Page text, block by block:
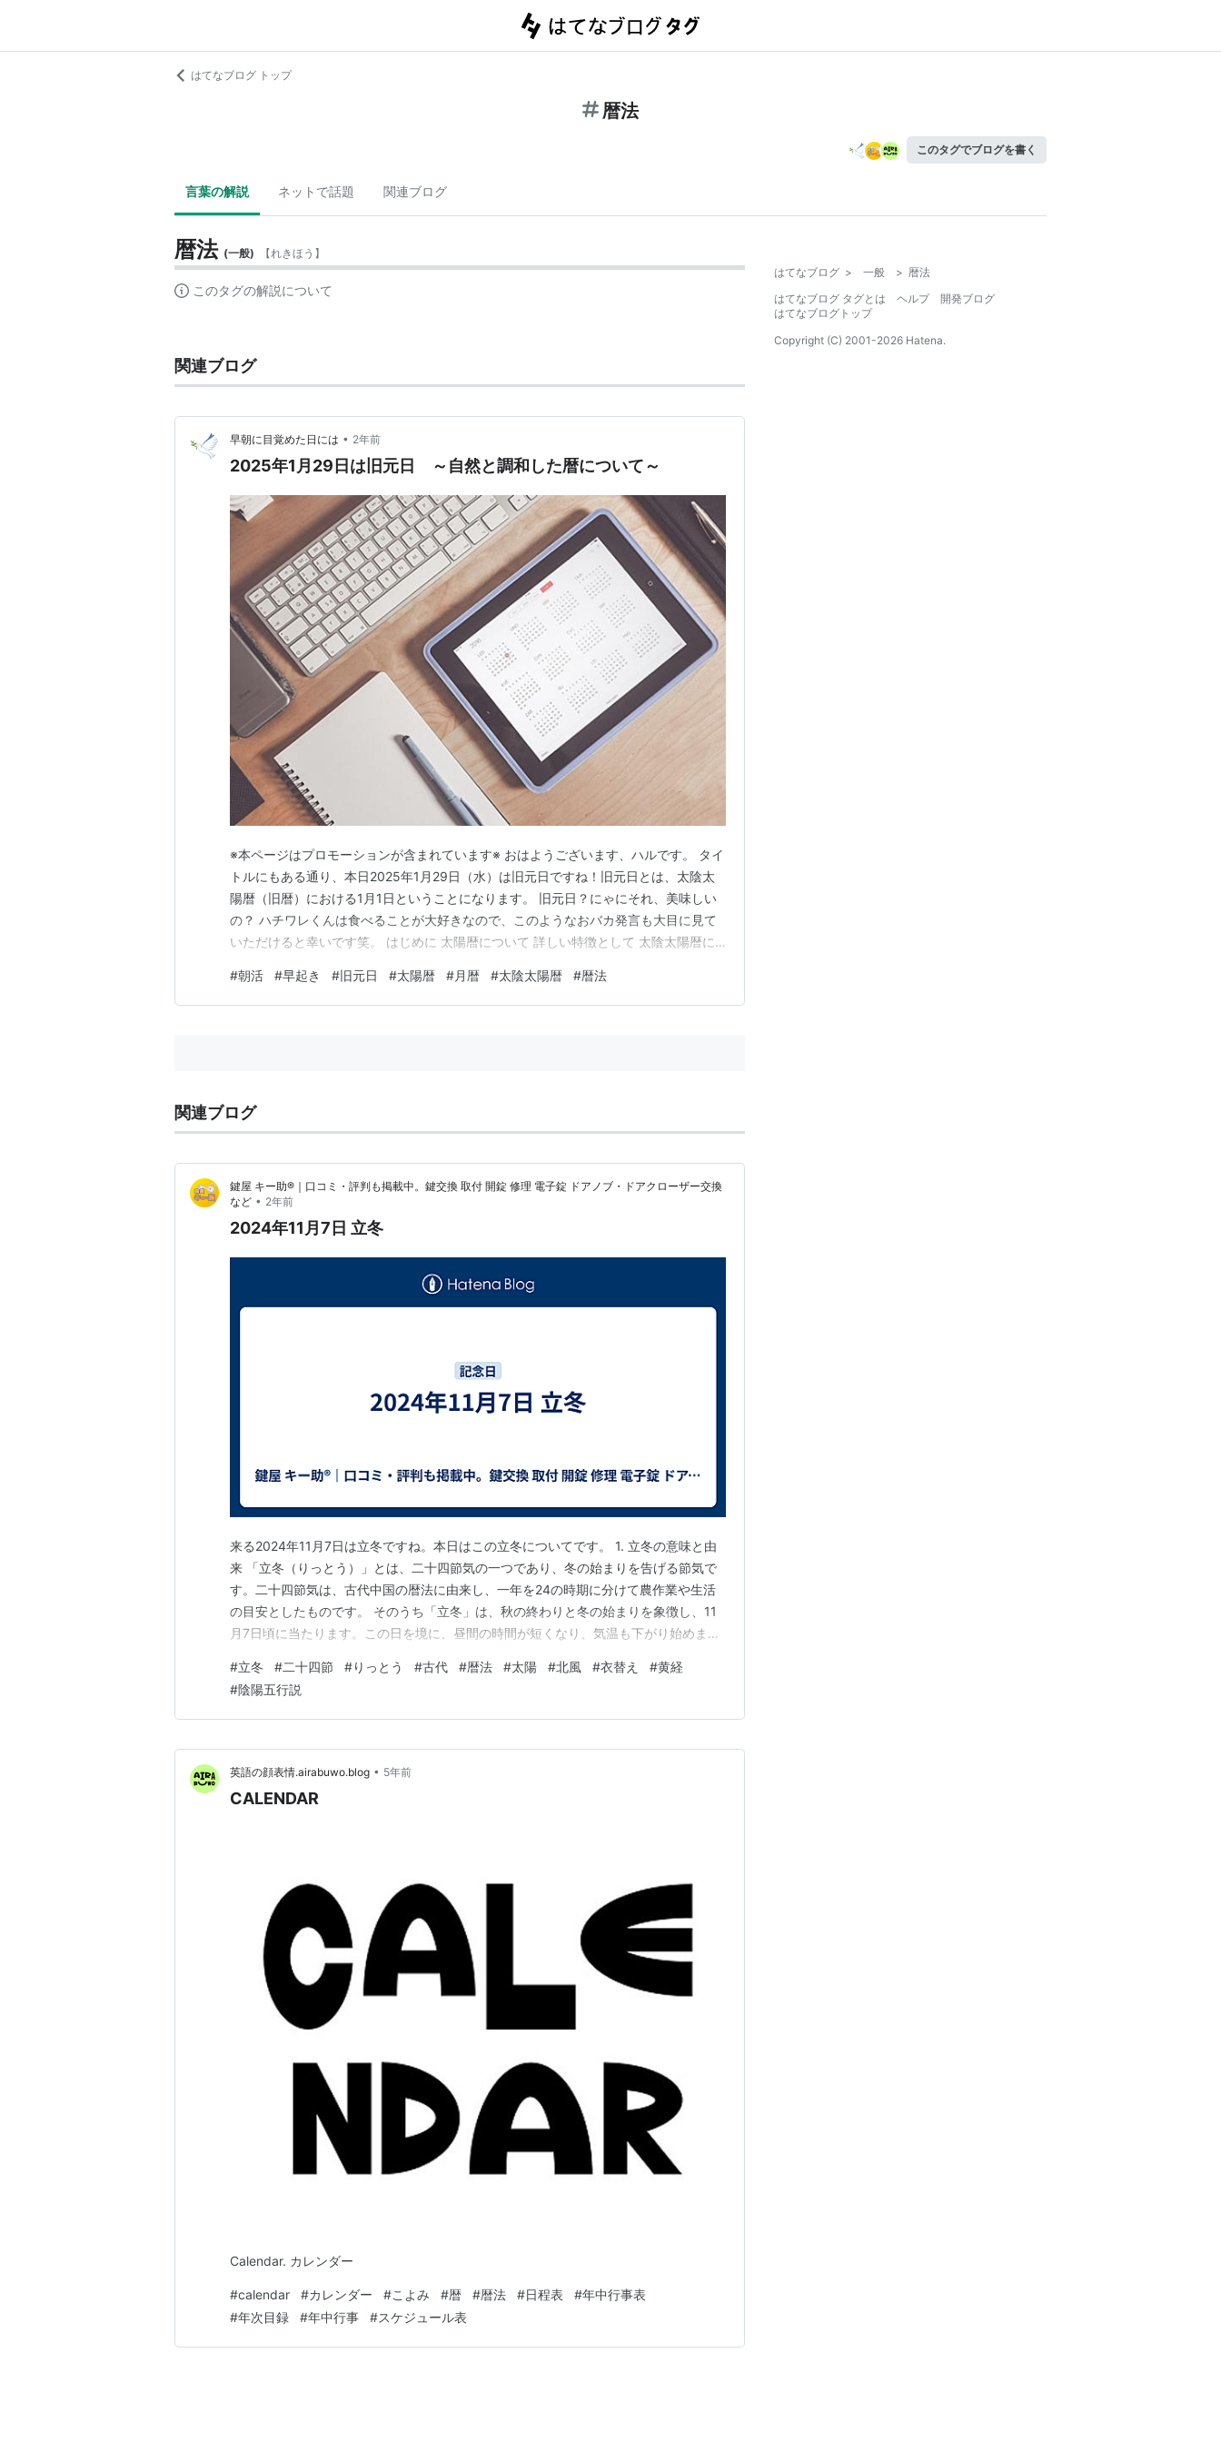
はてなブログ トップ
暦法
このタグでブログを書く
言葉の解説 ネットで話題 関連ブログ
暦法 (一般) 【れきほう 】
このタグの解説について
関連ブログ
早朝に目覚めた日には • 2年前
2025年1月29日は旧元日 ～自然と調和した暦について～
※本ページはプロモーションが含まれています※ おはようございます、ハルです。 タイ
トルにもある通り、本日2025年1月29日（水）は旧元日ですね！旧元日とは、太陰太
陽暦（旧暦）における1月1日ということになります。 旧元日？にゃにそれ、美味しい
の？ ハチワレくんは食べることが大好きなので、このようなおバカ発言も大目に見て
いただけると幸いです笑。 はじめに 太陽暦について 詳しい特徴として 太陰太陽暦に
りに はじめに 朝活に関係ある？と思われるかもしれませんね…。まあとくに関係ない
っちゃ関係ないのですが、心に余裕…
#朝活 #早起き #旧元日 #太陽暦 #月暦 #太陰太陽暦 #暦法
関連ブログ
鍵屋 キー助®｜口コミ・評判も掲載中。鍵交換 取付 開錠 修理 電子錠 ドアノブ・ドアクローザー交換
など • 2年前
2024年11月7日 立冬
来る2024年11月7日は立冬ですね。本日はこの立冬についてです。 1. 立冬の意味と由
来 「立冬（りっとう）」とは、二十四節気の一つであり、冬の始まりを告げる節気で
す。二十四節気は、古代中国の暦法に由来し、一年を24の時期に分けて農作業や生活
の目安としたものです。 そのうち「立冬」は、秋の終わりと冬の始まりを象徴し、11
月7日頃に当たります。この日を境に、昼間の時間が短くなり、気温も下がり始めま
この日から始まるとされています。実際にはまだ寒さが本格化する時期ではありません
が、季節の移り変わりを感じ始める頃です。 立…
#立冬 #二十四節 #りっとう #古代 #暦法 #太陽 #北風 #衣替え #黄経
#陰陽五行説
英語の顔表情.airabuwo.blog • 5年前
CALENDAR
Calendar. カレンダー
#calendar #カレンダー #こよみ #暦 #暦法 #日程表 #年中行事表
#年次目録 #年中行事 #スケジュール表
はてなブログ > 一般 > 暦法
はてなブログ タグとは
ヘルプ
開発ブログ
はてなブログトップ
Copyright (C) 2001-2026 Hatena.